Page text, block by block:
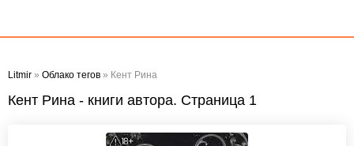
Litmir » Облако тегов » Кент Рина
Кент Рина - книги автора. Страница 1